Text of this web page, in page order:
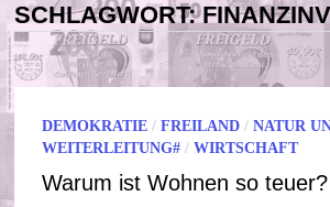
SCHLAGWORT:
DEMOKRATIE /FREILAND /NATUR
WEITERLEITUNG# /WIRTSCHAFT
Warum ist Wohnen so teuer?